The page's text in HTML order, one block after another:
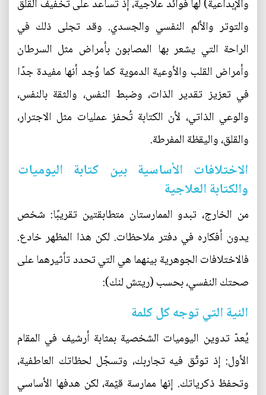
والإبداعية) لها فوائد علاجية، إذ تساعد على تخفيف القلق
والتوتر والألم النفسي والجسدي. وقد تجلى ذلك في
الراحة التي يشعر بها المصابون بأمراض مثل السرطان
وأمراض القلب والأوعية الدموية كما وُجد أنها مفيدة جدًا
في تعزيز تقدير الذات، وضبط النفس، والثقة بالنفس،
والوعي الذاتي، لأن الكتابة تُحفز عمليات مثل الاجترار،
والقلق، واليقظة المفرطة.
الاختلافات الأساسية بين كتابة اليوميات
والكتابة العلاجية
من الخارج، تبدو الممارستان متطابقتين تقريبًا: شخص
يدون أفكاره في دفتر ملاحظات. لكن هذا المظهر خادع.
فالاختلافات الجوهرية بينهما هي التي تحدد تأثيرهما على
صحتك النفسي، بحسب (ريتش لنك):
النية التي توجه كل كلمة
يُعدّ تدوين اليوميات الشخصية بمثابة أرشيف في المقام
الأول: إذ توثّق فيه تجاربك، وتسجّل لحظاتك العاطفية،
وتحفظ ذكرياتك. إنها ممارسة قيّمة، لكن هدفها الأساسي